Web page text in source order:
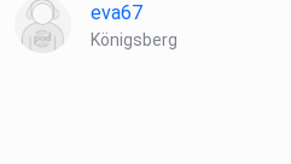
eva67
Königsberg